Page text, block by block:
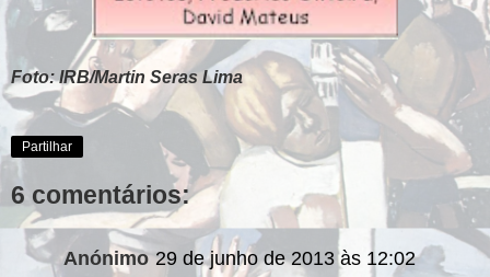
Foto: IRB/Martin Seras Lima
Partilhar
6 comentários:
Anónimo 29 de junho de 2013 às 12:02